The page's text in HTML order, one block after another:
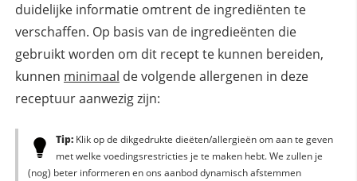
duidelijke informatie omtrent de ingrediënten te
verschaffen. Op basis van de ingredieënten die
gebruikt worden om dit recept te kunnen bereiden,
kunnen minimaal de volgende allergenen in deze
receptuur aanwezig zijn:
Tip:Klik op de dikgedrukte dieëten/allergieën om aan te geven
met welke voedingsrestricties je te maken hebt. We zullen je
(nog) beter informeren en ons aanbod dynamisch afstemmen